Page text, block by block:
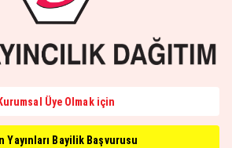
Kurumsal Üye Olmak için
Yayınları Bayilik Başvurusu